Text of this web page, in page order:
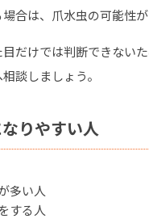
合は、爪水虫の可能性が
だけでは判断できない
談しましょう。
りやすい人
多い人
する人